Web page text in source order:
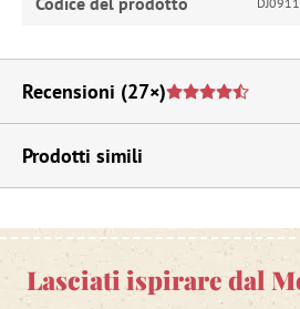
Recensioni (27×)
Prodotti simili
Lasciati ispirare dal